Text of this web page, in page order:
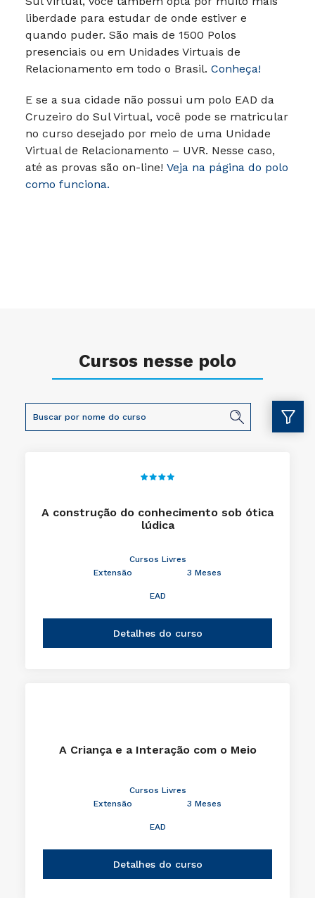
liberdade para estudar de onde estiver e
quando puder. São mais de 1500 Polos
presenciais ou em Unidades Virtuais de
Relacionamento em todo o Brasil. Conheça!
E se a sua cidade não possui um polo EAD da
Cruzeiro do Sul Virtual, você pode se matricular
no curso desejado por meio de uma Unidade
Virtual de Relacionamento – UVR. Nesse caso,
até as provas são on-line! Veja na página do polo
como funciona.
Cursos nesse polo
A construção do conhecimento sob ótica
lúdica
Cursos Livres
Extensão
3 Meses
EAD
Detalhes do curso
A Criança e a Interação com o Meio
Cursos Livres
Extensão
3 Meses
EAD
Detalhes do curso